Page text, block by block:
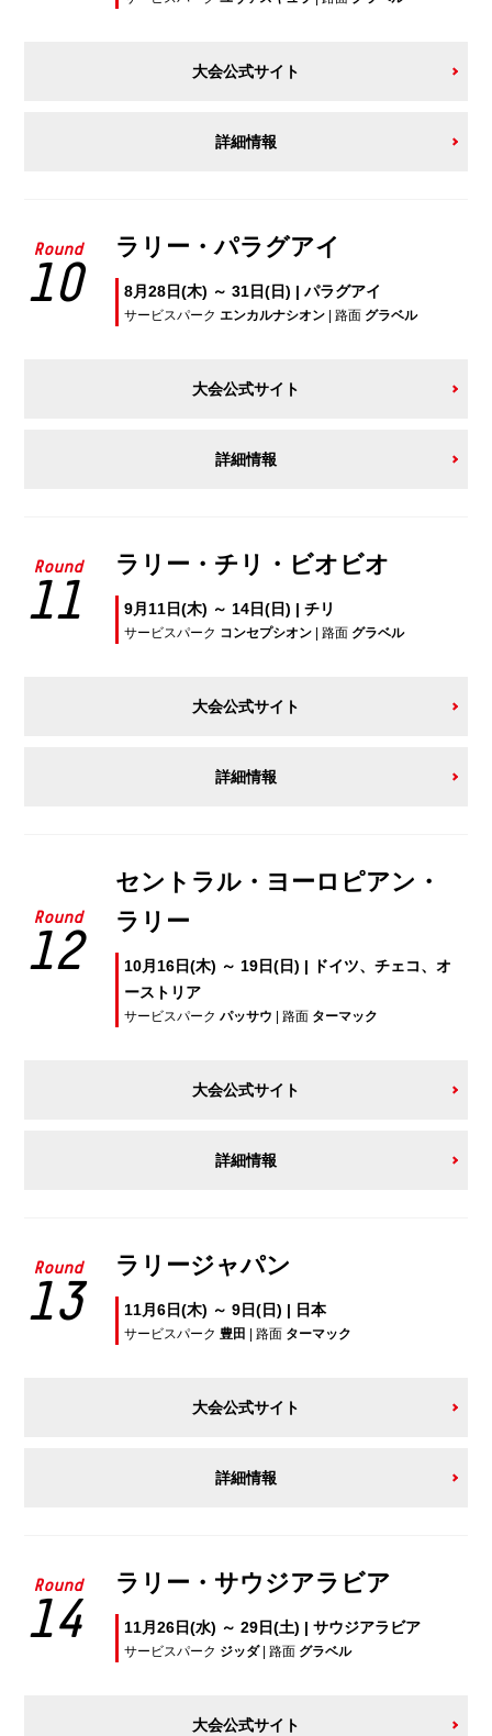
大会公式サイト
詳細情報
Round
10
ラリー・パラグアイ
8月28日(木) ～ 31日(日) | パラグアイ
サービスパーク エンカルナシオン| 路面 グラベル
大会公式サイト
詳細情報
Round
11
ラリー・チリ・ビオビオ
9月11日(木) ～ 14日(日) | チリ
サービスパーク コンセプシオン| 路面 グラベル
大会公式サイト
詳細情報
Round
12
セントラル・ヨーロピアン・
ラリー
10月16日(木) ～ 19日(日) | ドイツ、チェコ、オ
ーストリア
サービスパーク パッサウ | 路面 ターマック
大会公式サイト
詳細情報
Round
13
ラリージャパン
11月6日(木) ～ 9日(日) | 日本
サービスパーク 豊田 | 路面 ターマック
大会公式サイト
詳細情報
Round
14
ラリー・サウジアラビア
11月26日(水) ～ 29日(土) | サウジアラビア
サービスパーク ジッダ| 路面 グラベル
大会公式サイト